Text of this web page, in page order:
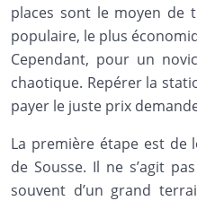
places sont le moyen de
populaire, le plus
Cependant, pour un
chaotique. Repérer la
payer le juste prix
La première étape est de
de Sousse. Il ne s’agit
souvent d’un grand